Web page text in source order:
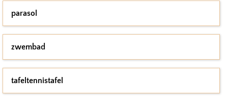
parasol
zwembad
tafeltennistafel